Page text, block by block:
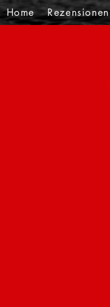
Home Rezensionen